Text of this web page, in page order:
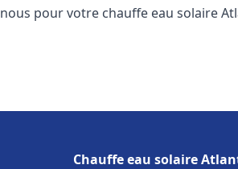
pour votre chauffe eau solaire
Chauffe eau solaire